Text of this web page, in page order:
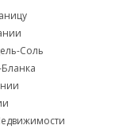
Соль